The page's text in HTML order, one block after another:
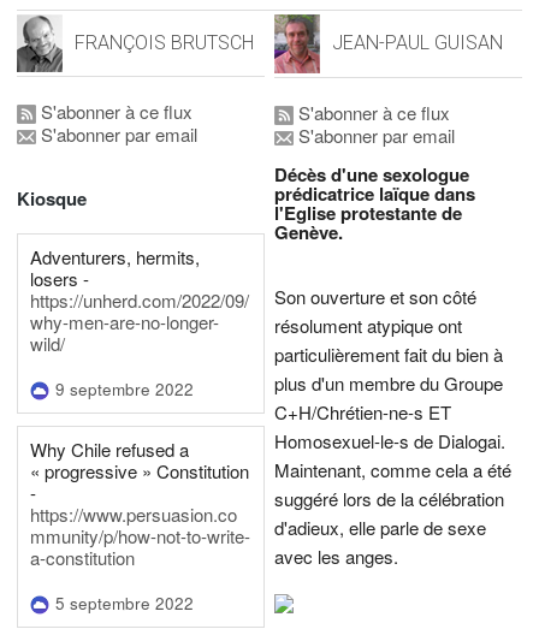
FRANÇOIS BRUTSCH
S'abonner à ce flux
S'abonner par email
Kiosque
Adventurers, hermits,
losers -
https://unherd.com/2022/09/
why-men-are-no-longer-
wild/
9 septembre 2022
Why Chile refused a
« progressive » Constitution
-
https://www.persuasion.co
mmunity/p/how-not-to-write-
a-constitution
5 septembre 2022
JEAN-PAUL GUISAN
S'abonner à ce flux
S'abonner par email
Décès d'une sexologue
prédicatrice laïque dans
l'Eglise protestante de
Genève.
Son ouverture et son côté
résolument atypique ont
particulièrement fait du bien à
plus d'un membre du Groupe
C+H/Chrétien-ne-s ET
Homosexuel-le-s de Dialogai.
Maintenant, comme cela a été
suggéré lors de la célébration
d'adieux, elle parle de sexe
avec les anges.